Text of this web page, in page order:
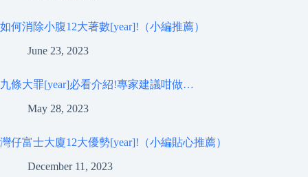
如何消除小腹12大著數[year]!（小編推薦）
June 23, 2023
九條大罪[year]必看介紹!專家建議咁做…
May 28, 2023
灣仔富士大廈12大優勢[year]!（小編貼心推薦）
December 11, 2023